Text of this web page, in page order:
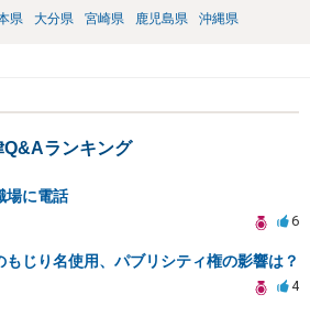
県 大分県 宮崎県 鹿児島県 沖縄県
Q&Aランキング
場に電話
6
もじり名使用、パブリシティ権の影響は？
4